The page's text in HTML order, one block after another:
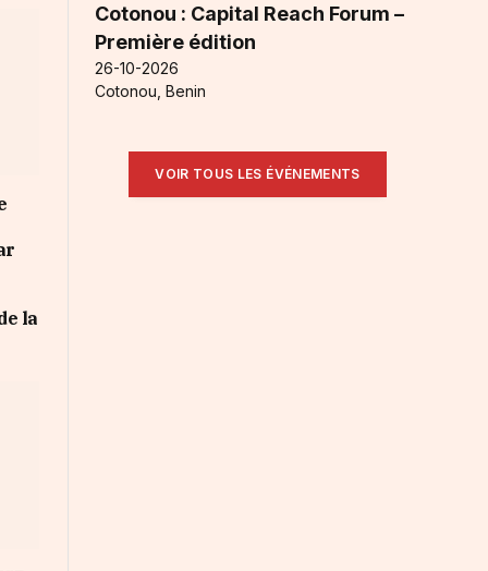
la
Cotonou : Capital Reach Forum –
Première édition
26-10-2026
Cotonou, Benin
VOIR TOUS LES ÉVÉNEMENTS